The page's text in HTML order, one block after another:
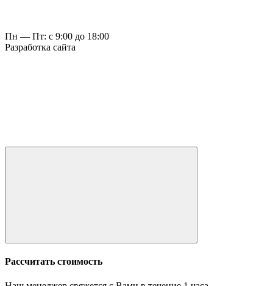
Пн — Пт: с 9:00 до 18:00
Разработка сайта
Рассчитать стоимость